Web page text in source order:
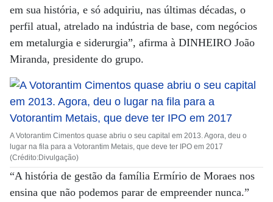
em sua história, e só adquiriu, nas últimas décadas, o
perfil atual, atrelado na indústria de base, com negócios
em metalurgia e siderurgia”, afirma à DINHEIRO João
Miranda, presidente do grupo.
A Votorantim Cimentos quase abriu o seu capital em 2013. Agora, deu o
lugar na fila para a Votorantim Metais, que deve ter IPO em 2017
(Crédito:Divulgação)
“A história de gestão da família Ermírio de Moraes nos
ensina que não podemos parar de empreender nunca.”